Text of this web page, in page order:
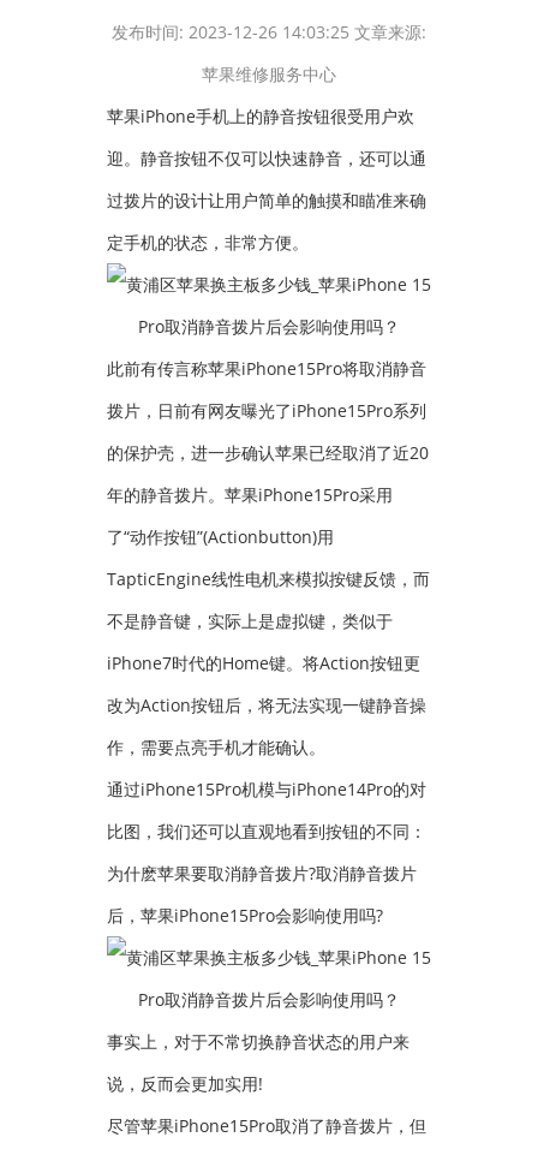
发布时间: 2023-12-26 14:03:25 文章来源:
苹果维修服务中心
苹果iPhone手机上的静音按钮很受用户欢
迎。静音按钮不仅可以快速静音，还可以通
过拨片的设计让用户简单的触摸和瞄准来确
定手机的状态，非常方便。
此前有传言称苹果iPhone15Pro将取消静音
拨片，日前有网友曝光了iPhone15Pro系列
的保护壳，进一步确认苹果已经取消了近20
年的静音拨片。苹果iPhone15Pro采用
了“动作按钮”(Actionbutton)用
TapticEngine线性电机来模拟按键反馈，而
不是静音键，实际上是虚拟键，类似于
iPhone7时代的Home键。将Action按钮更
改为Action按钮后，将无法实现一键静音操
作，需要点亮手机才能确认。
通过iPhone15Pro机模与iPhone14Pro的对
比图，我们还可以直观地看到按钮的不同：
为什麽苹果要取消静音拨片?取消静音拨片
后，苹果iPhone15Pro会影响使用吗?
事实上，对于不常切换静音状态的用户来
说，反而会更加实用!
尽管苹果iPhone15Pro取消了静音拨片，但